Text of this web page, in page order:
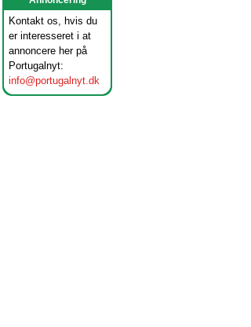
Kontakt os, hvis du
er interesseret i at
annoncere her på
Portugalnyt:
info@portugalnyt.dk